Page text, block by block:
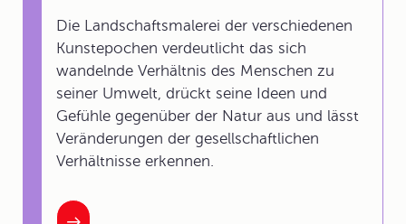
Die Landschaftsmalerei der verschiedenen
Kunstepochen verdeutlicht das sich
wandelnde Verhältnis des Menschen zu
seiner Umwelt, drückt seine Ideen und
Gefühle gegenüber der Natur aus und lässt
Veränderungen der gesellschaftlichen
Verhältnisse erkennen.